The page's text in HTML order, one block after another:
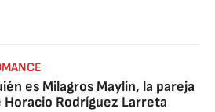
es Milagros Maylin, la pareja
Horacio Rodríguez Larreta